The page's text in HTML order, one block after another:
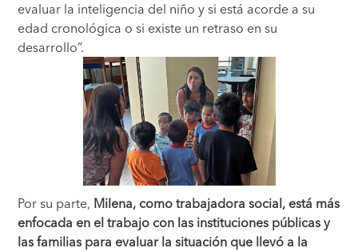
evaluar la inteligencia del niño y si está acorde a su
edad cronológica o si existe un retraso en su
desarrollo”.
Por su parte, Milena, como trabajadora social, está más
enfocada en el trabajo con las instituciones públicas y
las familias para evaluar la situación que llevó a la